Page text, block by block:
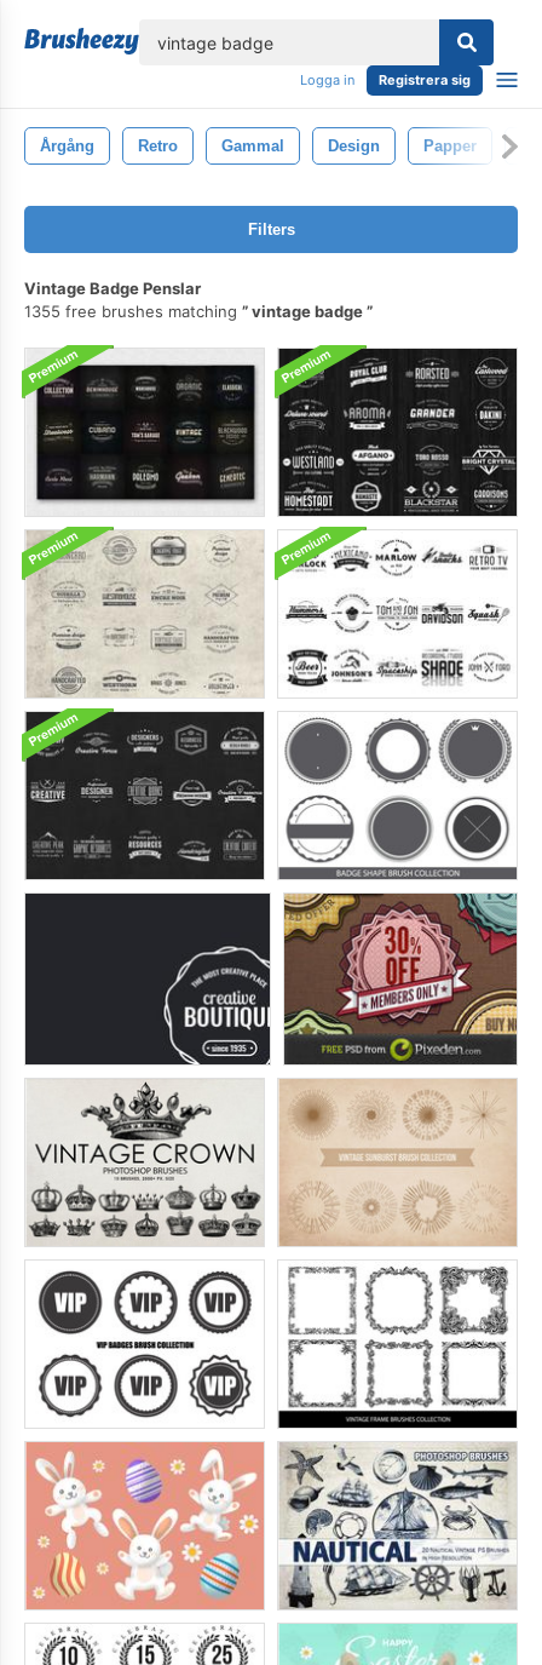
Logga in Registrera sig
Årgång Retro Gammal Design Papper
Filters
Vintage Badge Penslar
1355 free brushes matching
vintage badge